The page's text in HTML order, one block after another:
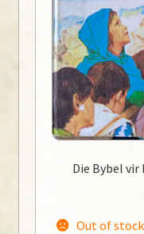
Die Bybel
Out of